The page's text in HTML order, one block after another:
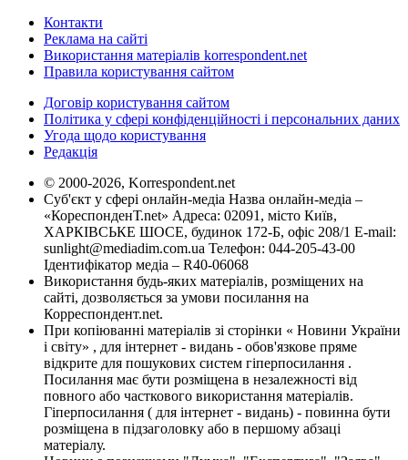
Контакти
Реклама на сайті
Використання матеріалів korrespondent.net
Правила користування сайтом
Договір користування сайтом
Політика у сфері конфіденційності і персональних даних
Угода щодо користування
Редакція
© 2000-2026, Korrespondent.net
Суб'єкт у сфері онлайн-медіа Назва онлайн-медіа –
«КореспонденТ.net» Адреса: 02091, місто Київ,
ХАРКІВСЬКЕ ШОСЕ, будинок 172-Б, офіс 208/1 E-mail:
sunlight@mediadim.com.ua Телефон: 044-205-43-00
Ідентифікатор медіа – R40-06068
Використання будь-яких матеріалів, розміщених на
сайті, дозволяється за умови посилання на
Корреспондент.net.
При копіюванні матеріалів зі сторінки « Новини України
і світу» , для інтернет - видань - обов'язкове пряме
відкрите для пошукових систем гіперпосилання .
Посилання має бути розміщена в незалежності від
повного або часткового використання матеріалів.
Гіперпосилання ( для інтернет - видань) - повинна бути
розміщена в підзаголовку або в першому абзаці
матеріалу.